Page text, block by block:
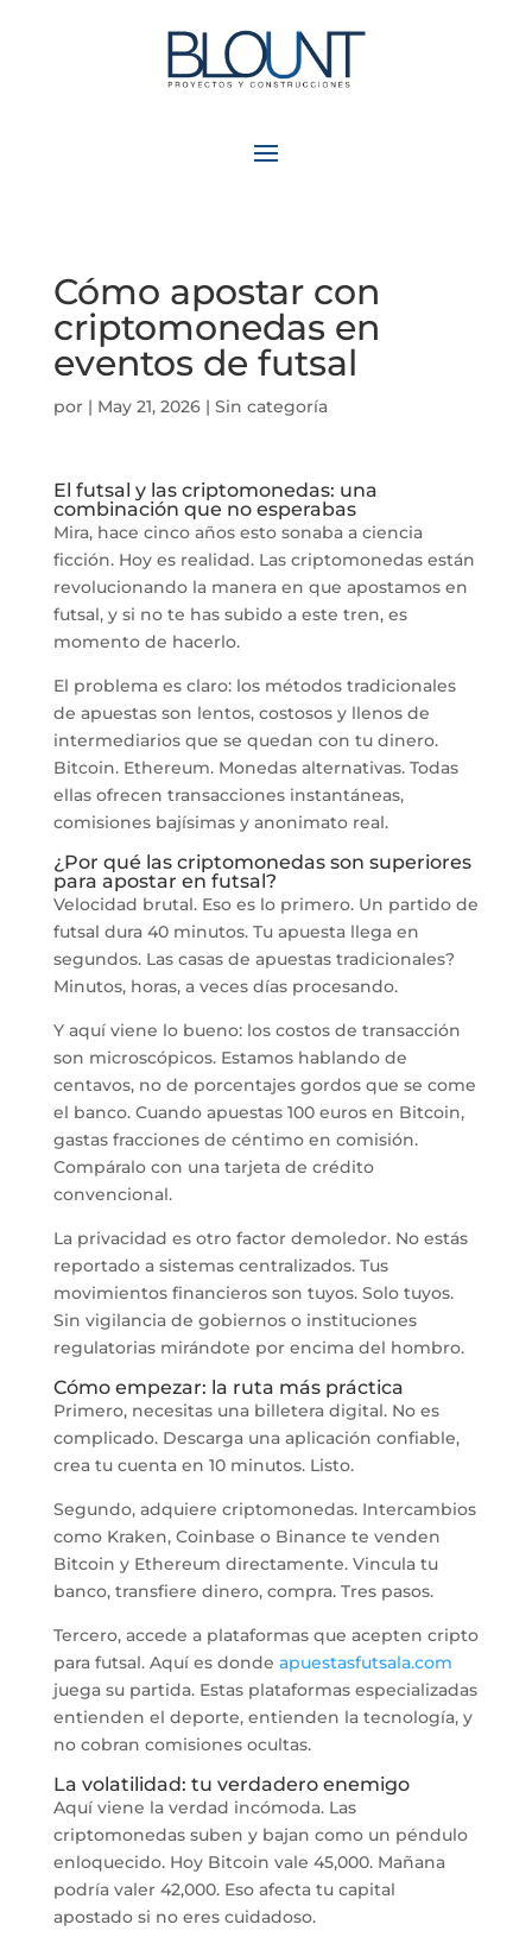
Cómo apostar con
criptomonedas en
eventos de futsal
por | May 21, 2026| Sin categoría
El futsal y las criptomonedas: una
combinación que no esperabas
Mira, hace cinco años esto sonaba a ciencia
ficción. Hoy es realidad. Las criptomonedas están
revolucionando la manera en que apostamos en
futsal, y si no te has subido a este tren, es
momento de hacerlo.
El problema es claro: los métodos tradicionales
de apuestas son lentos, costosos y llenos de
intermediarios que se quedan con tu dinero.
Bitcoin. Ethereum. Monedas alternativas. Todas
ellas ofrecen transacciones instantáneas,
comisiones bajísimas y anonimato real.
¿Por qué las criptomonedas son superiores
para apostar en futsal?
Velocidad brutal. Eso es lo primero. Un partido de
futsal dura 40 minutos. Tu apuesta llega en
segundos. Las casas de apuestas tradicionales?
Minutos, horas, a veces días procesando.
Y aquí viene lo bueno: los costos de transacción
son microscópicos. Estamos hablando de
centavos, no de porcentajes gordos que se come
el banco. Cuando apuestas 100 euros en Bitcoin,
gastas fracciones de céntimo en comisión.
Compáralo con una tarjeta de crédito
convencional.
La privacidad es otro factor demoledor. No estás
reportado a sistemas centralizados. Tus
movimientos financieros son tuyos. Solo tuyos.
Sin vigilancia de gobiernos o instituciones
regulatorias mirándote por encima del hombro.
Cómo empezar: la ruta más práctica
Primero, necesitas una billetera digital. No es
complicado. Descarga una aplicación confiable,
crea tu cuenta en 10 minutos. Listo.
Segundo, adquiere criptomonedas. Intercambios
como Kraken, Coinbase o Binance te venden
Bitcoin y Ethereum directamente. Vincula tu
banco, transfiere dinero, compra. Tres pasos.
Tercero, accede a plataformas que acepten cripto
para futsal. Aquí es donde apuestasfutsala.com
juega su partida. Estas plataformas especializadas
entienden el deporte, entienden la tecnología, y
no cobran comisiones ocultas.
La volatilidad: tu verdadero enemigo
Aquí viene la verdad incómoda. Las
criptomonedas suben y bajan como un péndulo
enloquecido. Hoy Bitcoin vale 45,000. Mañana
podría valer 42,000. Eso afecta tu capital
apostado si no eres cuidadoso.